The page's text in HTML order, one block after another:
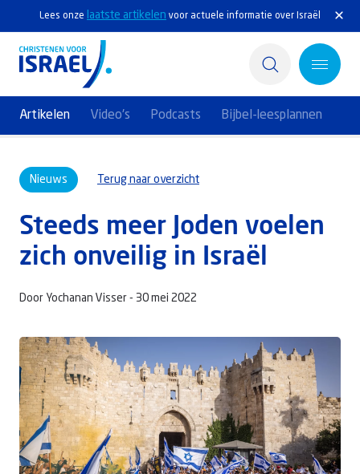
Lees onze laatste artikelen voor actuele informatie over Israël
Artikelen Video's Podcasts Bijbel-leesplannen
Actief
Ontdek
Steun Israël
Kennisbank
Doneer
Nieuws Terug naar overzicht
Steeds meer Joden voelen
zich onveilig in Israël
Door Yochanan Visser - 30 mei 2022